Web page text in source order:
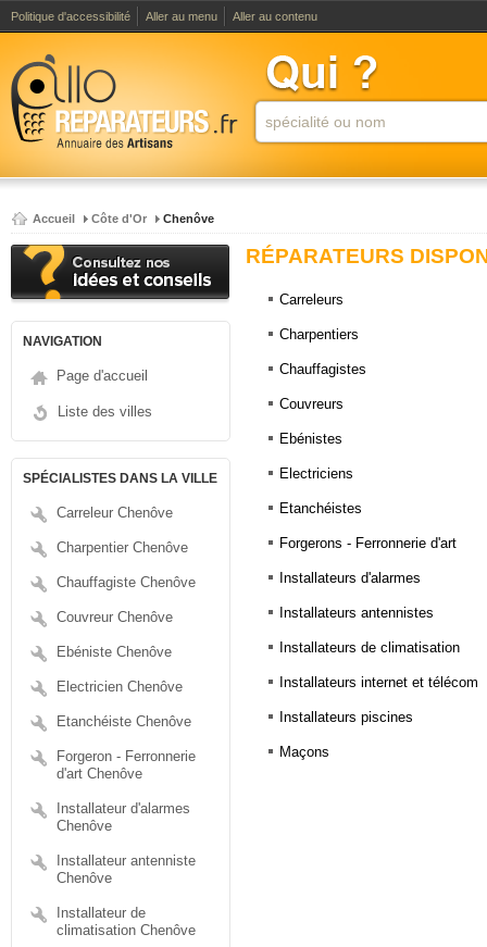
Politique d'accessibilité Aller au menu Aller au contenu
Accueil Côte d'Or Chenôve
NAVIGATION
Page d'accueil
Liste des villes
SPÉCIALISTES DANS LA VILLE
Carreleur Chenôve
Charpentier Chenôve
Chauffagiste Chenôve
Couvreur Chenôve
Ebéniste Chenôve
Electricien Chenôve
Etanchéiste Chenôve
Forgeron - Ferronnerie
d'art Chenôve
Installateur d'alarmes
Chenôve
Installateur antenniste
Chenôve
Installateur de
climatisation Chenôve
RÉPARATEURS
Carreleurs
Charpentiers
Chauffagistes
Couvreurs
Ebénistes
Electriciens
Etanchéistes
Forgerons - Ferronnerie d'art
Installateurs d'alarmes
Installateurs antennistes
Installateurs de climatisation
Installateurs internet et télécom
Installateurs piscines
Maçons